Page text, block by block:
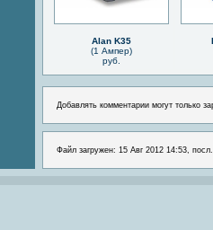
Alan K35
(1 Ампер)
руб.
Добавлять комментарии могут только
Файл загружен: 15 Авг 2012 14:53,